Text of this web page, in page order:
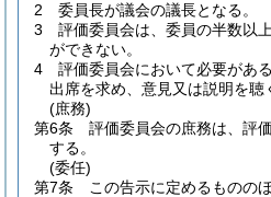
2
委員長が議会の議長となる。
3
評価委員会は、委員の半数以
ができない。
4
評価委員会において必要があ
出席を求め、意見又は説明を聴
(庶務)
第6条
評価委員会の庶務は、評
する。
(委任)
第7条
この告示に定めるものの